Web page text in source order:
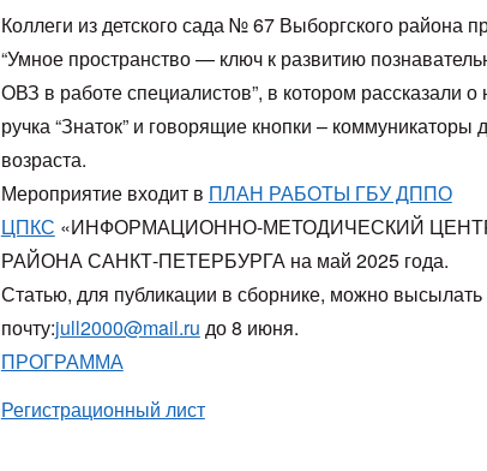
Коллеги из детского сада № 67 Выборгского района
“Умное пространство — ключ к развитию
ОВЗ в работе специалистов”, в котором рассказали
ручка “Знаток” и говорящие кнопки – коммуникаторы
возраста.
Мероприятие входит в ПЛАН РАБОТЫ ГБУ ДППО
ЦПКС «ИНФОРМАЦИОННО-МЕТОДИЧЕСКИЙ
РАЙОНА САНКТ-ПЕТЕРБУРГА на май 2025 года.
Статью, для публикации в сборнике, можно высылать
почту:jull2000@mail.ru до 8 июня.
ПРОГРАММА
Регистрационный лист